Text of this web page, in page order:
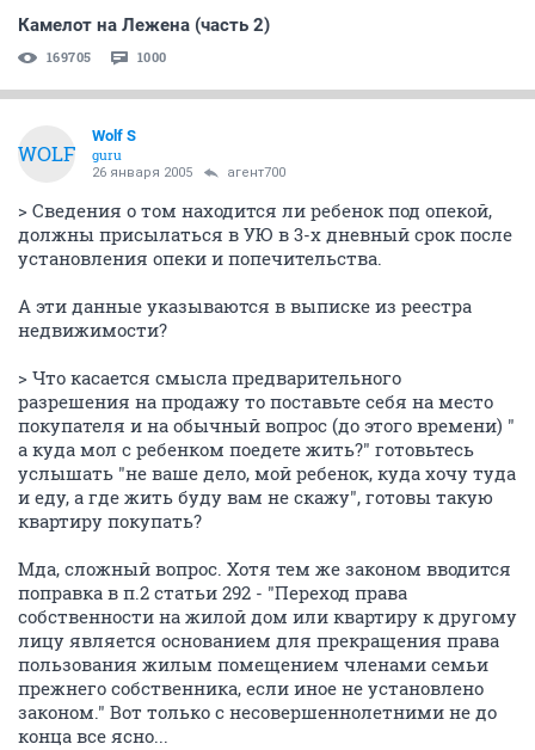
Камелот на Лежена (часть 2)
169705 1000
WOLF
Wolf S
guru
26 января 2005 агент700
> Сведения о том находится ли ребенок под опекой,
должны присылаться в УЮ в 3-х дневный срок после
установления опеки и попечительства.
А эти данные указываются в выписке из реестра
недвижимости?
> Что касается смысла предварительного
разрешения на продажу то поставьте себя на место
покупателя и на обычный вопрос (до этого времени) "
а куда мол с ребенком поедете жить?" готовьтесь
услышать "не ваше дело, мой ребенок, куда хочу туда
и еду, а где жить буду вам не скажу", готовы такую
квартиру покупать?
Мда, сложный вопрос. Хотя тем же законом вводится
поправка в п.2 статьи 292 - "Переход права
собственности на жилой дом или квартиру к другому
лицу является основанием для прекращения права
пользования жилым помещением членами семьи
прежнего собственника, если иное не установлено
законом." Вот только с несовершеннолетними не до
конца все ясно...